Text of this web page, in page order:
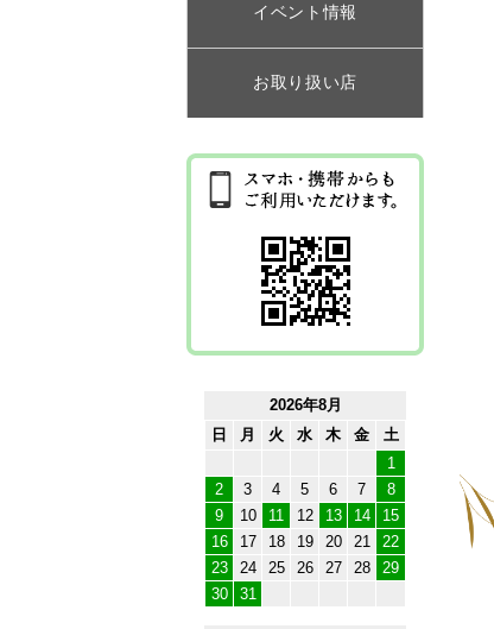
イベント情報
お取り扱い店
2026年8月
日
月 火 水 木 金
土
1
2
3 4 5 6 7
8
9
10 11 12 13 14
15
16
17 18 19 20 21
22
23
24 25 26 27 28
29
30
31